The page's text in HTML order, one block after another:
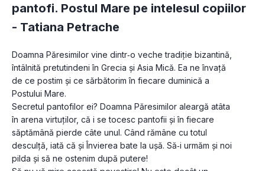
pantofi. Postul Mare pe intelesul copiilor
- Tatiana Petrache
Doamna Păresimilor vine dintr‑o veche tradiție bizantină,
întâlnită pretutindeni în Grecia și Asia Mică. Ea ne învață
de ce postim și ce sărbătorim în fiecare duminică a
Postului Mare.
Secretul pantofilor ei? Doamna Păresimilor aleargă atâta
în arena virtuților, că i se tocesc pantofii și în fiecare
săptămână pierde câte unul. Când rămâne cu totul
desculță, iată că și Învierea bate la ușă. Să‑i urmăm și noi
pilda și să ne ostenim după putere!